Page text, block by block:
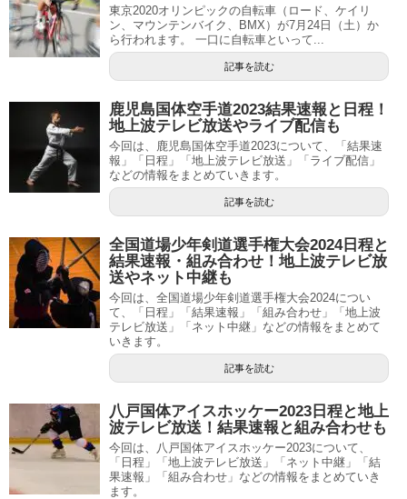
東京2020オリンピックの自転車（ロード、ケイリ
ン、マウンテンバイク、BMX）が7月24日（土）か
ら行われます。 一口に自転車といって...
記事を読む
鹿児島国体空手道2023結果速報と日程！
地上波テレビ放送やライブ配信も
今回は、鹿児島国体空手道2023について、「結果速
報」「日程」「地上波テレビ放送」「ライブ配信」
などの情報をまとめていきます。
記事を読む
全国道場少年剣道選手権大会2024日程と
結果速報・組み合わせ！地上波テレビ放
送やネット中継も
今回は、全国道場少年剣道選手権大会2024につい
て、「日程」「結果速報」「組み合わせ」「地上波
テレビ放送」「ネット中継」などの情報をまとめて
いきます。
記事を読む
八戸国体アイスホッケー2023日程と地上
波テレビ放送！結果速報と組み合わせも
今回は、八戸国体アイスホッケー2023について、
「日程」「地上波テレビ放送」「ネット中継」「結
果速報」「組み合わせ」などの情報をまとめていき
ます。